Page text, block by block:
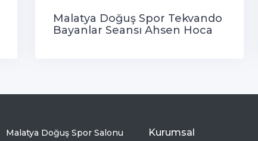
Malatya Doğuş Spor Tekvando
Bayanlar Seansı Ahsen Hoca
Malatya Doğuş Spor Salonu
Kurumsal